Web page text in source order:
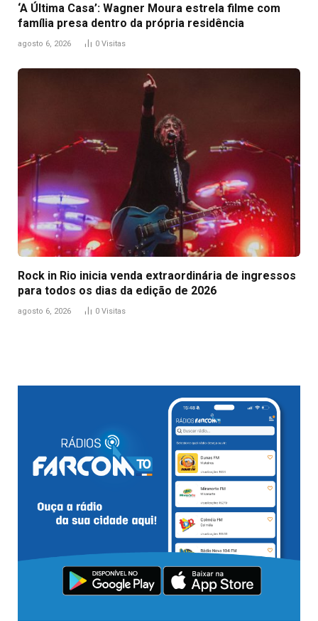
‘A Última Casa’: Wagner Moura estrela filme com
família presa dentro da própria residência
agosto 6, 2026 0 Visitas
Rock in Rio inicia venda extraordinária de ingressos
para todos os dias da edição de 2026
agosto 6, 2026 0 Visitas